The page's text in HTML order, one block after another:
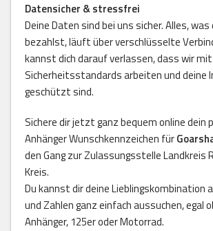
Datensicher & stressfrei
Deine Daten sind bei uns sicher. Alles,
bezahlst, läuft über verschlüsselte
kannst dich darauf verlassen, dass wir
Sicherheitsstandards arbeiten und deine
geschützt sind.
Sichere dir jetzt ganz bequem online dein
Anhänger Wunschkennzeichen für
den Gang zur Zulassungsstelle Landkreis
Kreis.
Du kannst dir deine Lieblingskombination
und Zahlen ganz einfach aussuchen, egal
Anhänger, 125er oder Motorrad.